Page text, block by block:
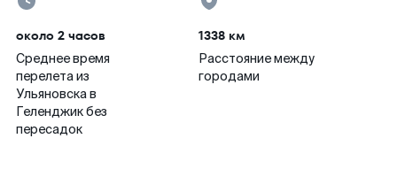
около 2 часов
Среднее время
перелета из
Ульяновска в
Геленджик без
пересадок
1338 км
Расстояние между
городами